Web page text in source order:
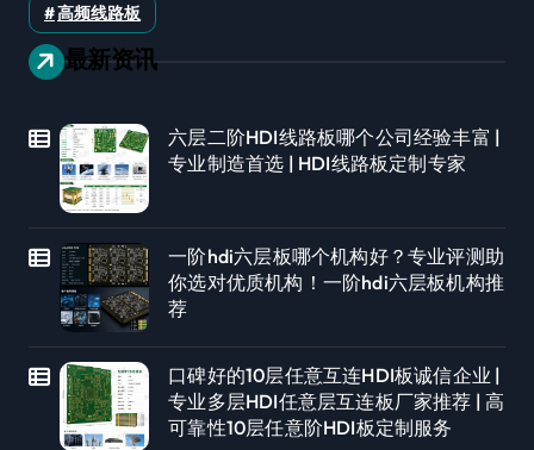
高频线路板
最新资讯
六层二阶HDI线路板哪个公司经验丰富 |
专业制造首选 | HDI线路板定制专家
一阶hdi六层板哪个机构好？专业评测助
你选对优质机构！一阶hdi六层板机构推
荐
口碑好的10层任意互连HDI板诚信企业 |
专业多层HDI任意层互连板厂家推荐 | 高
可靠性10层任意阶HDI板定制服务